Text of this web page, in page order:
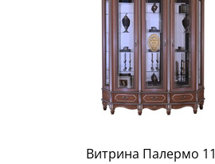
Витрина Палермо 11